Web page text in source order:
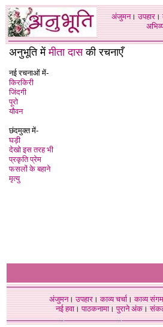
अंजुमन।उपहार।
अनुभूति मेंमीता दासकी रचनाएँ
नई रचनाओं में-
किरकिरी
जिंदगी
पूरो
यौवन
छंदमुक्त में-
घड़ी
देखो इस तरह भी
प्रकृति प्रेम
फसलों के बहाने
मृत्यु
अंजुमन।उपहार।काव्य चर्चा।काव्य संगम
नई हवा। पाठकनामा। पुराने अंक।